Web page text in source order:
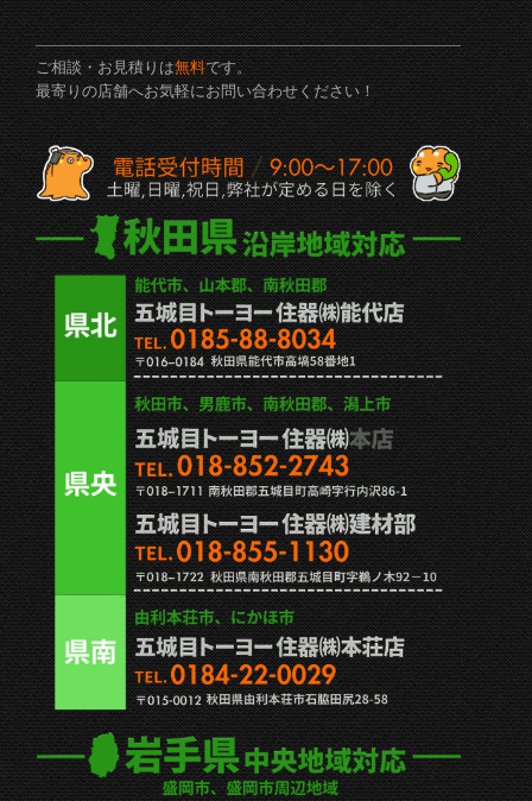
ご相談・お見積りは無料です。
最寄りの店舗へお気軽にお問い合わせください！